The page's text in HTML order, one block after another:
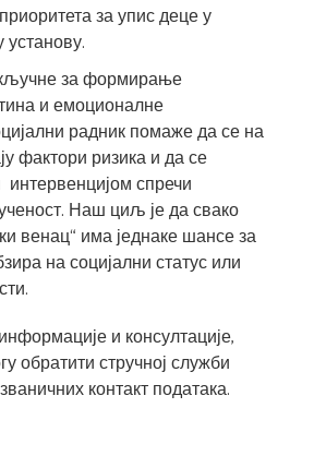
за упис деце у
за формирање
и емоционалне
радник помаже да се на
фактори ризика и да се
спречи
Наш циљ је да свако
венац“ има једнаке шансе за
на социјални статус или
и консултације,
обратити стручној служби
контакт података.